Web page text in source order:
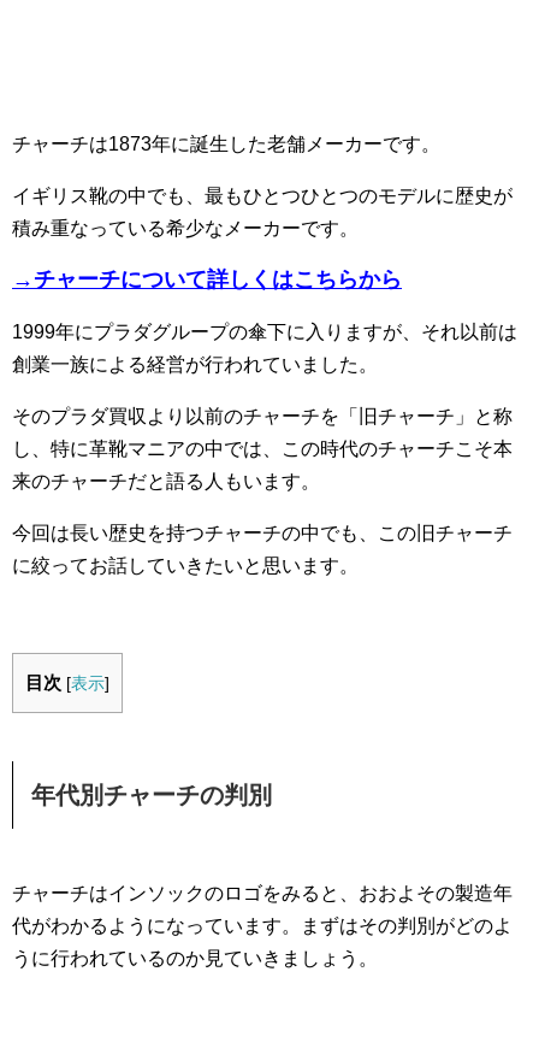
チャーチは1873年に誕生した老舗メーカーです。
イギリス靴の中でも、最もひとつひとつのモデルに歴史が
積み重なっている希少なメーカーです。
→チャーチについて詳しくはこちらから
1999年にプラダグループの傘下に入りますが、それ以前は
創業一族による経営が行われていました。
そのプラダ買収より以前のチャーチを「旧チャーチ」と称
し、特に革靴マニアの中では、この時代のチャーチこそ本
来のチャーチだと語る人もいます。
今回は長い歴史を持つチャーチの中でも、この旧チャーチ
に絞ってお話していきたいと思います。
目次 [表示]
年代別チャーチの判別
チャーチはインソックのロゴをみると、おおよその製造年
代がわかるようになっています。まずはその判別がどのよ
うに行われているのか見ていきましょう。